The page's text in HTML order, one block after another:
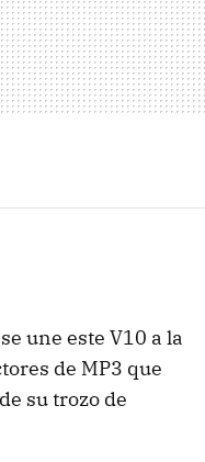
une este V10 a la
de MP3 que
su trozo de